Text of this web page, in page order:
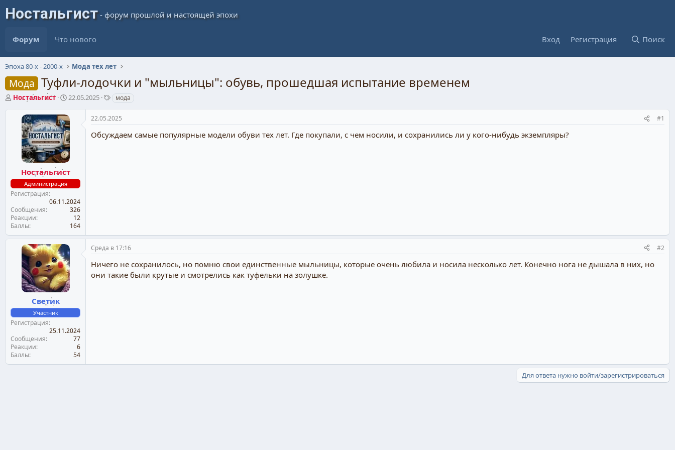
Форум Что нового Вход Регистрация Поиск
Эпоха 80-х - 2000-х Мода тех лет
Мода Туфли-лодочки и "мыльницы": обувь, прошедшая испытание временем
А
Ностальгист
Д
т
а
н
а
ч
а
л
а
22.05.2025
г
мода
Ностальгист
Администрация
Регистрация
06.11.2024
Сообщения
326
Реакции
12
Баллы
164
22.05.2025 #1
Обсуждаем самые популярные модели обуви тех лет. Где покупали, с чем носили, и сохранились ли у кого-нибудь экземпляры?
Светик
Участник
Регистрация
25.11.2024
Сообщения
77
Реакции
6
Баллы
54
Среда в 17:16 #2
Ничего не сохранилось, но помню свои единственные мыльницы, которые очень любила и носила несколько лет. Конечно нога не дышала в них, но
они такие были крутые и смотрелись как туфельки на золушке.
Для ответа нужно войти/зарегистрироваться